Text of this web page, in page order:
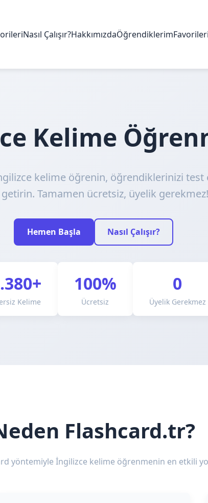
Nasıl Çalışır?HakkımızdaÖğrendiklerim
Kelime
kelime öğrenin, öğrendiklerinizi test
Tamamen ücretsiz, üyelik gerekmez!
Hemen Başla Nasıl Çalışır?
Kelime
100%
Ücretsiz
0
Üyelik Gerekmez
Flashcard.tr?
yöntemiyle İngilizce kelime öğrenmenin en etkili